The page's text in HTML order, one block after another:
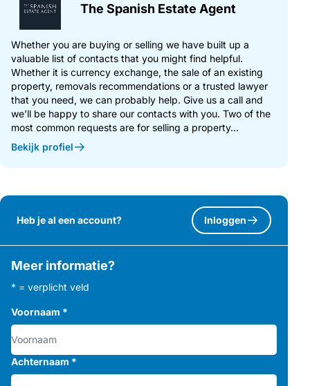
The Spanish Estate Agent
Whether you are buying or selling we have built up a
valuable list of contacts that you might find helpful.
Whether it is currency exchange, the sale of an existing
property, removals recommendations or a trusted lawyer
that you need, we can probably help. Give us a call and
we’ll be happy to share our contacts with you. Two of the
most common requests are for selling a property...
Bekijk profiel
Heb je al een account? Inloggen
Meer informatie?
* = verplicht veld
Voornaam *
Achternaam *